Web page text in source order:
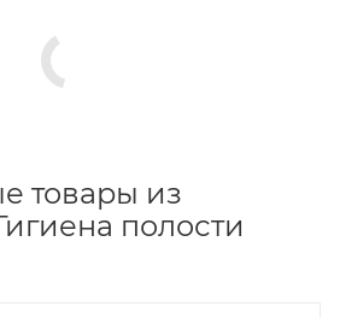
товары из
полости